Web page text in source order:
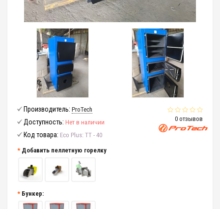
0 отзывов
Производитель: ProTech
Доступность: Нет в наличии
Код товара: Eco Plus: ТТ - 40
Добавить пеллетную горелку
Бункер: